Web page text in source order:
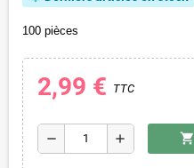
100 pièces
2,99 € TTC
remove add shopping_cart